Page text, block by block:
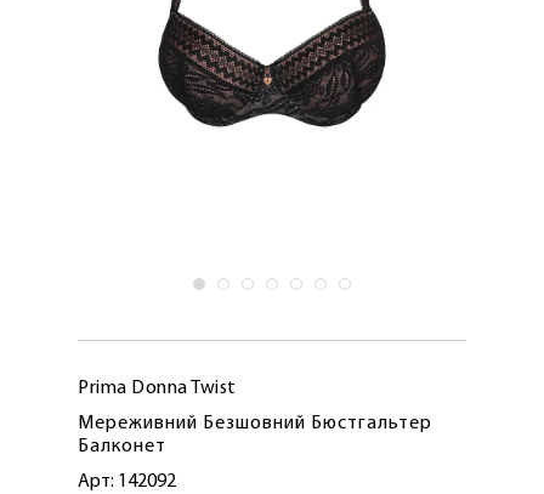
Prima Donna Twist
Мереживний Безшовний Бюстгальтер
Балконет
Арт: 142092